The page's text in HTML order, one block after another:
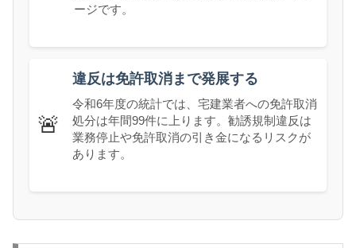
ージです。
🚨
違反は免許取消まで発展する
令和6年度の統計では、宅建業者への免許取消
処分は年間99件に上ります。勧誘規制違反は
業務停止や免許取消の引き金になるリスクが
あります。